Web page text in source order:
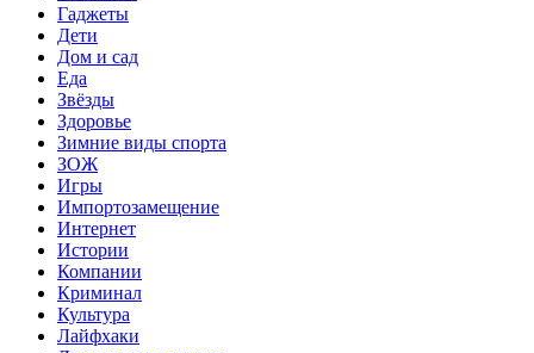
Гаджеты
Дети
Дом и сад
Еда
Звёзды
Здоровье
Зимние виды спорта
ЗОЖ
Игры
Импортозамещение
Интернет
Истории
Компании
Криминал
Культура
Лайфхаки